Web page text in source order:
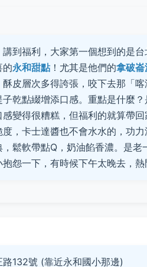
到福利，大家第一個想到的是
的永和甜點 ！尤其是他們的拿破崙
皮層次多得誇張，咬下去那「
乾點綴增添口感。重點是什麼？
變得很糟糕，但福利的就算帶
，卡士達醬也不會水水的，功
鬆軟帶點Q，奶油餡香濃。是
怨一下，有時候下午太晚去，
132號 (靠近永和國小那邊)